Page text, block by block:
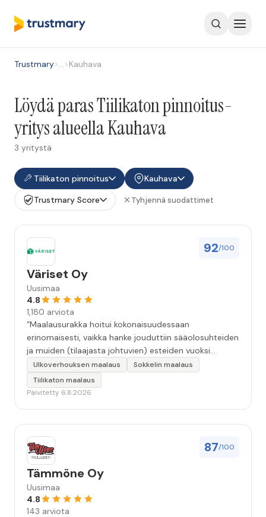
Trustmary>…>Kauhava
Löydä paras Tiilikaton pinnoitus-
yritys alueella Kauhava
3 yritystä
Tiilikaton pinnoitus
Kauhava
Trustmary Score
Tyhjennä suodattimet
92/100
Väriset Oy
Uusimaa
4.8
1,180 arviota
“Maalausurakka hoitui kokonaisuudessaan
erinomaisesti, vaikka hanke jouduttiin sääolosuhteiden
ja muiden (tilaajasta johtuvien) esteiden vuoksi
keskeyttämään n. 3 viikoksi. Maalaistulos on oikein
hyvä, yhteydenpito erinomaista, jälkityöt tehtiin
huolellisesti. Suosittelen. Erityiskiitos itse maalareille:
Ulkoverhouksen maalaus
Sokkelin maalaus
Tiilikaton maalaus
Päivitetty 6.8.2026
87/100
Tämmöne Oy
Uusimaa
4.8
143 arviota